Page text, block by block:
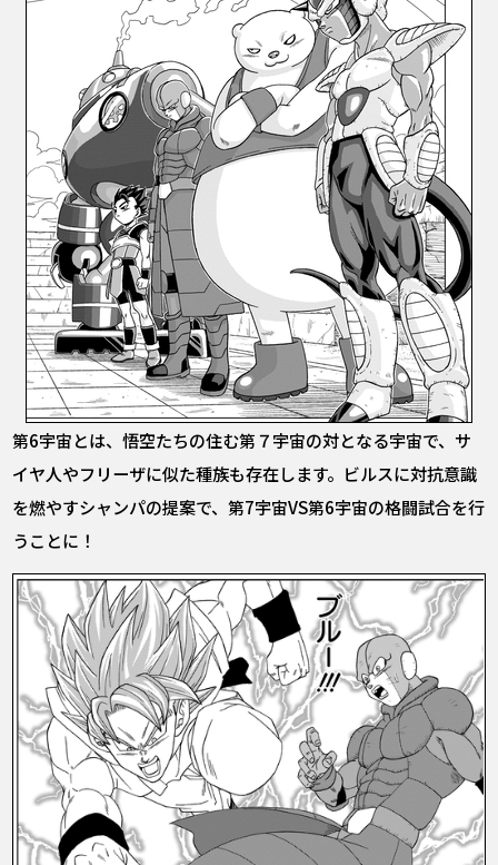
第6宇宙とは、悟空たちの住む第７宇宙の対となる宇宙で、サ
イヤ人やフリーザに似た種族も存在します。ビルスに対抗意識
を燃やすシャンパの提案で、第7宇宙VS第6宇宙の格闘試合を行
うことに！